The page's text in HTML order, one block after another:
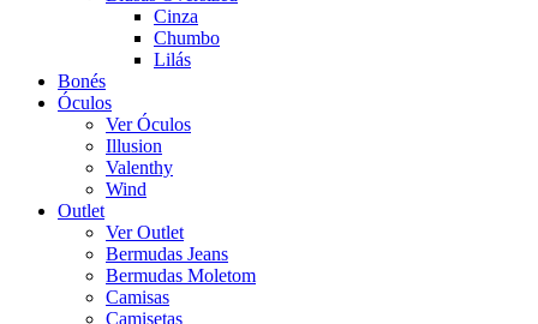
Cinza
Chumbo
Lilás
Bonés
Óculos
Ver Óculos
Illusion
Valenthy
Wind
Outlet
Ver Outlet
Bermudas Jeans
Bermudas Moletom
Camisas
Camisetas